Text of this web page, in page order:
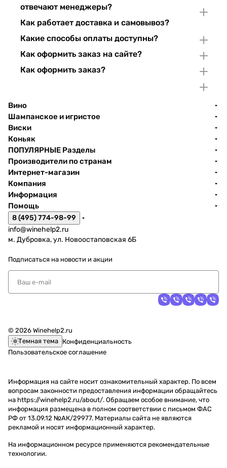
отвечают менеджеры?
Как работает доставка и самовывоз?
Какие способы оплаты доступны?
Как оформить заказ на сайте?
Как оформить заказ?
Вино
Шампанское и игристое
Виски
Коньяк
ПОПУЛЯРНЫЕ Разделы
Производители по странам
Интернет-магазин
Компания
Информация
Помощь
8 (495) 774-98-99
info@winehelp2.ru
м. Дубровка, ул. Новоостаповская 6Б
Подписаться на новости и акции
© 2026 Winehelp2.ru
Темная тема Конфиденциальность
Пользовательское соглашение
Информация на сайте носит ознакомительный характер. По всем
вопросам законности предоставления информации обращайтесь
на https://winehelp2.ru/about/. Обращаем особое внимание, что
информация размещена в полном соответствии с письмом ФАС
РФ от 13.09.12 №АК/29977. Материалы сайта не являются
рекламой и носят информационный характер.
На информационном ресурсе применяются рекомендательные
технологии.